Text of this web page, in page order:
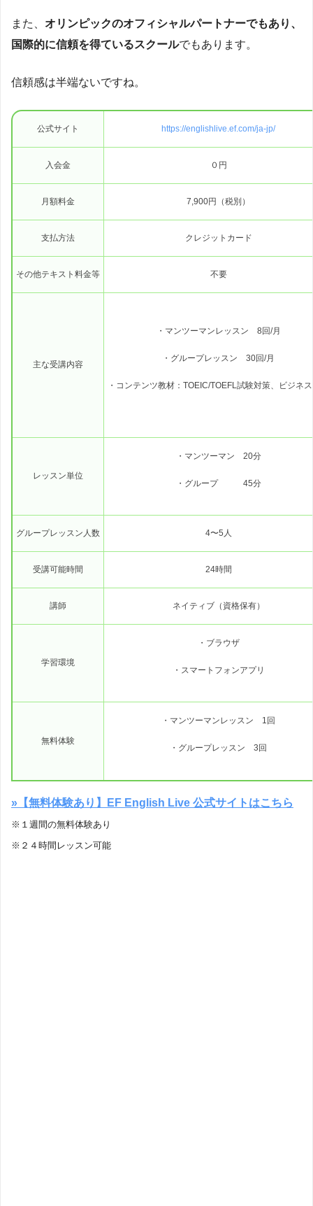
また、 オリンピックのオフィシャルパートナーでもあり、
国際的に信頼を得ているスクールでもあります。
信頼感は半端ないですね。
公式サイト https://englishlive.ef.com/ja-jp/
入会金 ０円
月額料金 7,900円（税別）
支払方法 クレジットカード
その他テキスト料金等 不要
主な受講内容
・マンツーマンレッスン 8回/月
・グループレッスン 30回/月
・コンテンツ教材：TOEIC/TOEFL試験対策、ビジネ
レッスン単位
・マンツーマン 20分
・グループ 45分
グループレッスン人数 4〜5人
受講可能時間 24時間
講師 ネイティブ（資格保有）
学習環境
・ブラウザ
・スマートフォンアプリ
無料体験
・マンツーマンレッスン 1回
・グループレッスン 3回
»【無料体験あり】EF English Live 公式サイトはこちら
※１週間の無料体験あり
※２４時間レッスン可能